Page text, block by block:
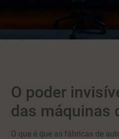
O poder
das máquinas
O que é que as fábricas de